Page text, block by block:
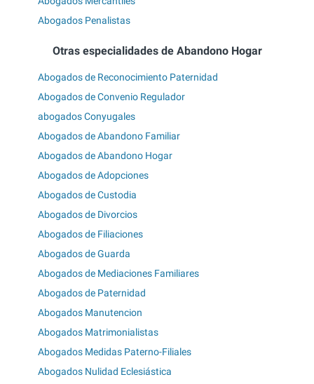
Abogados Penalistas
Otras especialidades de Abandono Hogar
Abogados de Reconocimiento Paternidad
Abogados de Convenio Regulador
abogados Conyugales
Abogados de Abandono Familiar
Abogados de Abandono Hogar
Abogados de Adopciones
Abogados de Custodia
Abogados de Divorcios
Abogados de Filiaciones
Abogados de Guarda
Abogados de Mediaciones Familiares
Abogados de Paternidad
Abogados Manutencion
Abogados Matrimonialistas
Abogados Medidas Paterno-Filiales
Abogados Nulidad Eclesiástica